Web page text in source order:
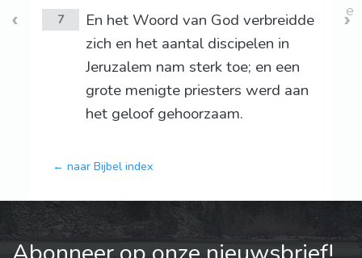
7
En het Woord van God verbreidde
zich en het aantal discipelen in
Jeruzalem nam sterk toe; en een
grote menigte priesters werd aan
het geloof gehoorzaam.
← naar Bijbel index
e